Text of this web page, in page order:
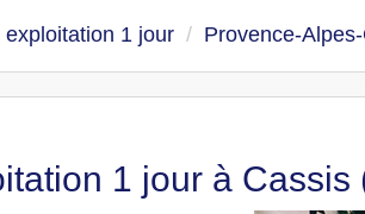
exploitation 1 jour Provence-
1 jour à Cassis